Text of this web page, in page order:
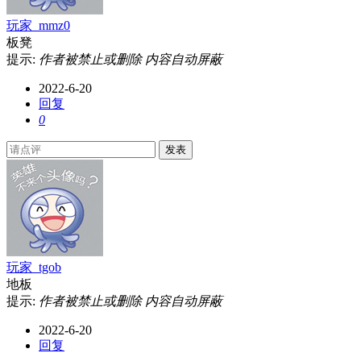
玩家_mmz0
板凳
提示: 作者被禁止或删除 内容自动屏蔽
2022-6-20
回复
0
发表
玩家_tgob
地板
提示: 作者被禁止或删除 内容自动屏蔽
2022-6-20
回复